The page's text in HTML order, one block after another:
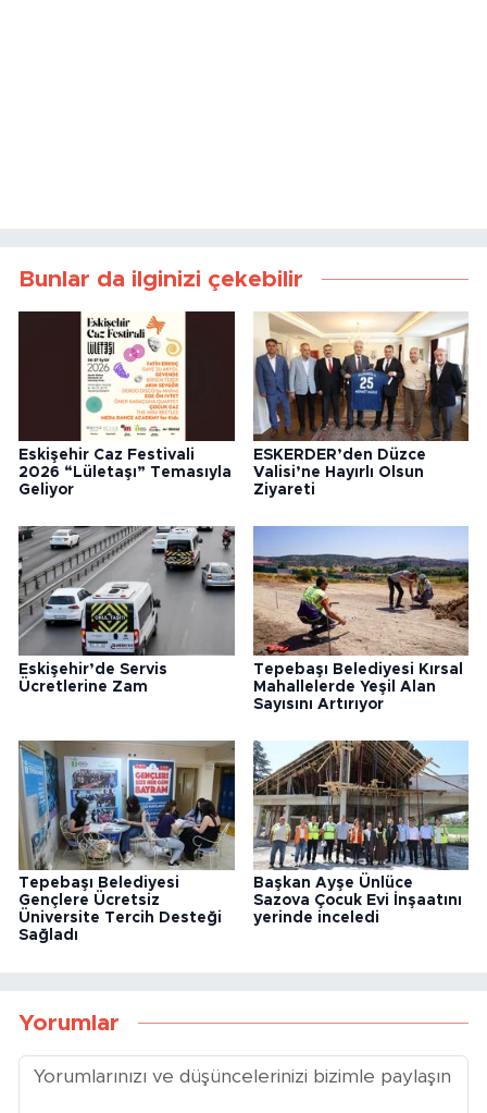
Bunlar da ilginizi çekebilir
Eskişehir Caz Festivali
2026 “Lületaşı” Temasıyla
Geliyor
ESKERDER’den Düzce
Valisi’ne Hayırlı Olsun
Ziyareti
Eskişehir’de Servis
Ücretlerine Zam
Tepebaşı Belediyesi Kırsal
Mahallelerde Yeşil Alan
Sayısını Artırıyor
Tepebaşı Belediyesi
Gençlere Ücretsiz
Üniversite Tercih Desteği
Sağladı
Başkan Ayşe Ünlüce
Sazova Çocuk Evi İnşaatını
yerinde inceledi
Yorumlar